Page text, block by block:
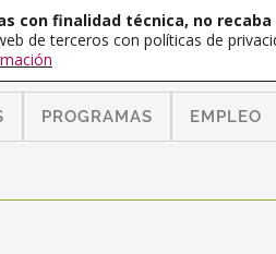
PROGRAMAS EMPLEO
con finalidad técnica, no
de terceros con políticas de